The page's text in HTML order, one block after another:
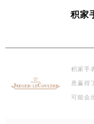
积家
积家手
质赢得
可能会